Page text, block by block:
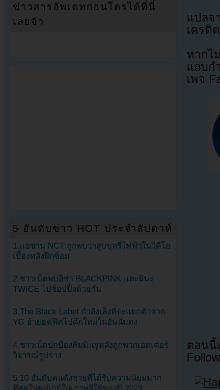
แปล
เครดิ
หากไ
แถบก
เพจ
ตอนนี้
ข่าวสารอัพเดทก่อนใครได้ที่นี่
เลยจ้า
5 อันดับข่าว HOT ประจำสัปดาห์
1.แฮชาน NCT ถูกพบว่าสูบบุหรี่ไฟฟ้าในวิดีโอ
เบื้องหลังฝึกซ้อม
2.ชาวเน็ตพบลิซ่า BLACKPINK และมินะ
TWICE ไปช้อปปิ้งด้วยกัน
3.The Black Label กำลังเล็งที่จะแยกตัวจาก
YG ย้ายอฟฟิศไปตึกใหม่ในฮันนัมดง
4.ชาวเน็ตปกป้องคิมมินจูหลังถูกพวกเฮดเตอร์
วิจารณ์รูปร่าง
5.10 อันดับคนดังชายที่ได้รับความนิยมมาก